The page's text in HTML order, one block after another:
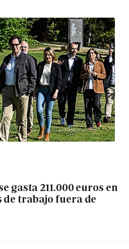
gasta 211.000 euros en
trabajo fuera de